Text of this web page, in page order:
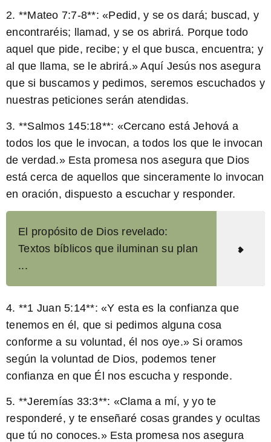
2. **Mateo 7:7-8**: «Pedid, y se os dará; buscad, y
encontraréis; llamad, y se os abrirá. Porque todo
aquel que pide, recibe; y el que busca, encuentra; y
al que llama, se le abrirá.» Aquí Jesús nos asegura
que si buscamos y pedimos, seremos escuchados y
nuestras peticiones serán atendidas.
3. **Salmos 145:18**: «Cercano está Jehová a
todos los que le invocan, a todos los que le invocan
de verdad.» Esta promesa nos asegura que Dios
está cerca de aquellos que sinceramente lo invocan
en oración, dispuesto a escuchar y responder.
El propósito de Dios revelado:
Textos bíblicos que iluminan su plan
...
4. **1 Juan 5:14**: «Y esta es la confianza que
tenemos en él, que si pedimos alguna cosa
conforme a su voluntad, él nos oye.» Si oramos
según la voluntad de Dios, podemos tener
confianza en que Él nos escucha y responde.
5. **Jeremías 33:3**: «Clama a mí, y yo te
responderé, y te enseñaré cosas grandes y ocultas
que tú no conoces.» Esta promesa nos asegura